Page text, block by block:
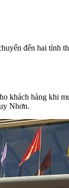
đến hai tỉnh
khách hàng
Nhơn.